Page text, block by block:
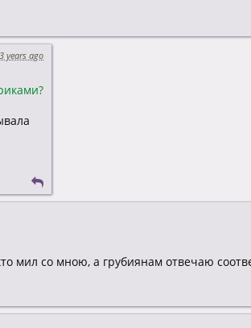
3 years ago
мил со мною, а грубиянам отвечаю